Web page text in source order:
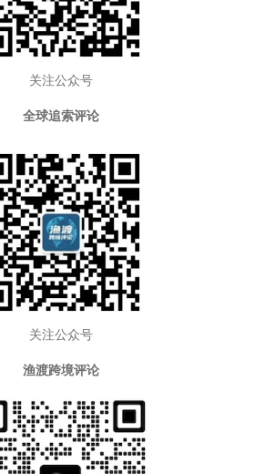
关注公众号
全球追索评论
关注公众号
渔渡跨境评论